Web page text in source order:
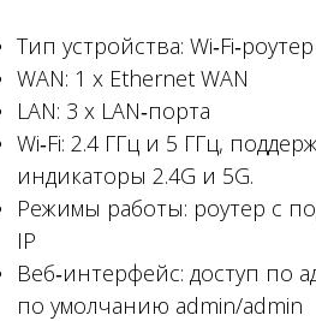
Тип устройства: Wi‑Fi‑роутер
WAN: 1 x Ethernet WAN
LAN: 3 x LAN‑порта
Wi‑Fi: 2.4 ГГц и 5 ГГц,
индикаторы 2.4G и 5G.
Режимы работы: роутер с
IP
Веб‑интерфейс: доступ по
по умолчанию admin/admin